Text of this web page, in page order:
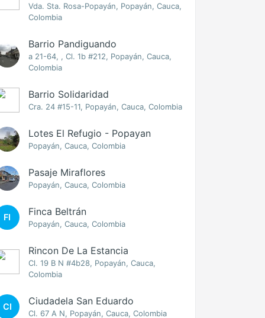
Vda. Sta. Rosa-Popayán, Popayán, Cauca,
Colombia
Barrio Pandiguando
a 21-64, , Cl. 1b #212, Popayán, Cauca,
Colombia
Barrio Solidaridad
Cra. 24 #15-11, Popayán, Cauca, Colombia
Lotes El Refugio - Popayan
Popayán, Cauca, Colombia
Pasaje Miraflores
Popayán, Cauca, Colombia
FI Finca Beltrán
Popayán, Cauca, Colombia
Rincon De La Estancia
Cl. 19 B N #4b28, Popayán, Cauca,
Colombia
CI Ciudadela San Eduardo
Cl. 67 A N, Popayán, Cauca, Colombia